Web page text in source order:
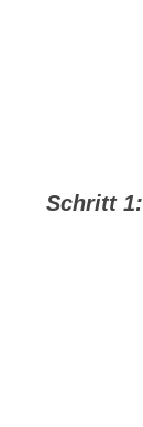
Schritt 1: